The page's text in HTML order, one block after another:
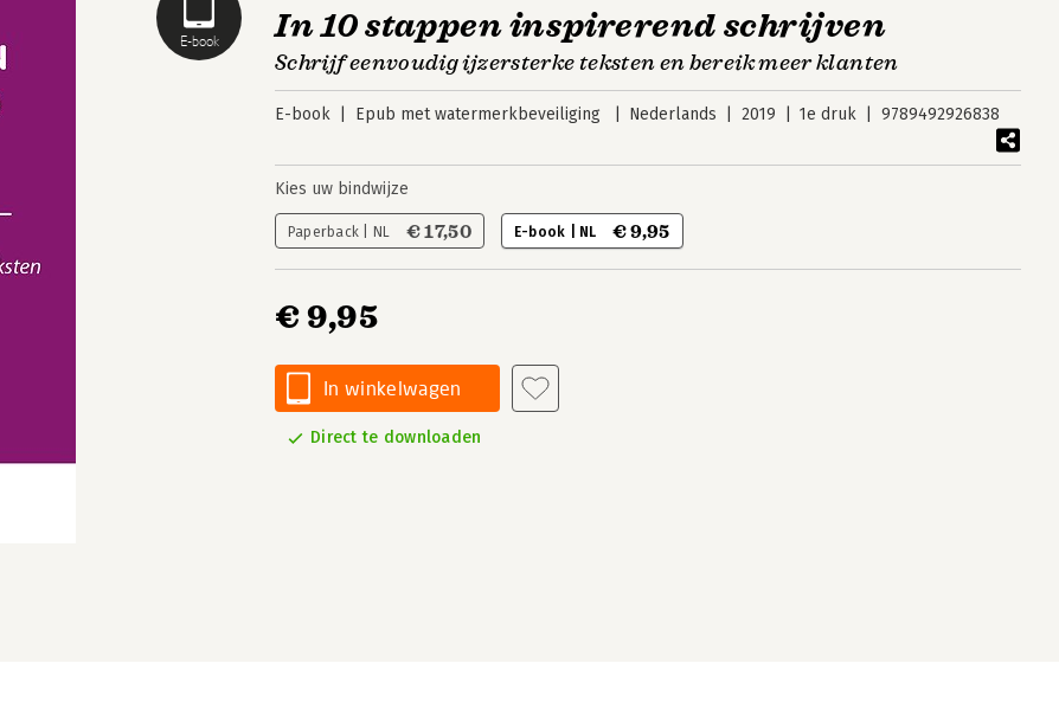
E-book In 10 stappen inspirerend schrijven
Schrijf eenvoudig ijzersterke teksten en bereik meer klanten
E-book Epub met watermerkbeveiliging Nederlands 2019 1e druk 9789492926838
Kies uw bindwijze
Paperback | NL € 17,50 E-book | NL € 9,95
€ 9,95
In winkelwagen
Direct te downloaden